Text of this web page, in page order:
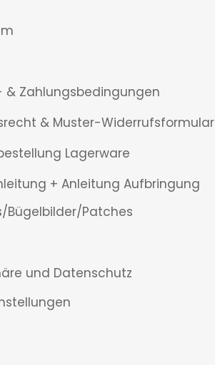
& Zahlungsbedingungen
& Muster-Widerrufsformular
Lagerware
+ Anleitung Aufbringung
Bügelbilder/Patches
und Datenschutz